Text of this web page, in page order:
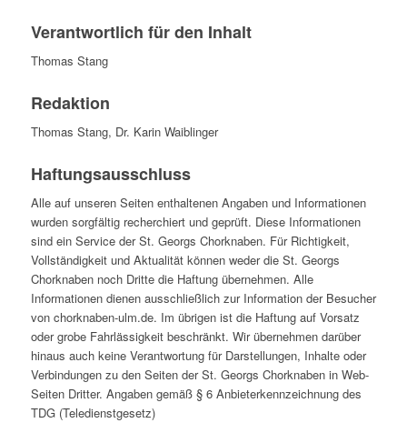
Verantwortlich für den Inhalt
Thomas Stang
Redaktion
Thomas Stang, Dr. Karin Waiblinger
Haftungsausschluss
Alle auf unseren Seiten enthaltenen Angaben und Informationen
wurden sorgfältig recherchiert und geprüft. Diese Informationen
sind ein Service der St. Georgs Chorknaben. Für Richtigkeit,
Vollständigkeit und Aktualität können weder die St. Georgs
Chorknaben noch Dritte die Haftung übernehmen. Alle
Informationen dienen ausschließlich zur Information der Besucher
von chorknaben-ulm.de. Im übrigen ist die Haftung auf Vorsatz
oder grobe Fahrlässigkeit beschränkt. Wir übernehmen darüber
hinaus auch keine Verantwortung für Darstellungen, Inhalte oder
Verbindungen zu den Seiten der St. Georgs Chorknaben in Web-
Seiten Dritter. Angaben gemäß § 6 Anbieterkennzeichnung des
TDG (Teledienstgesetz)